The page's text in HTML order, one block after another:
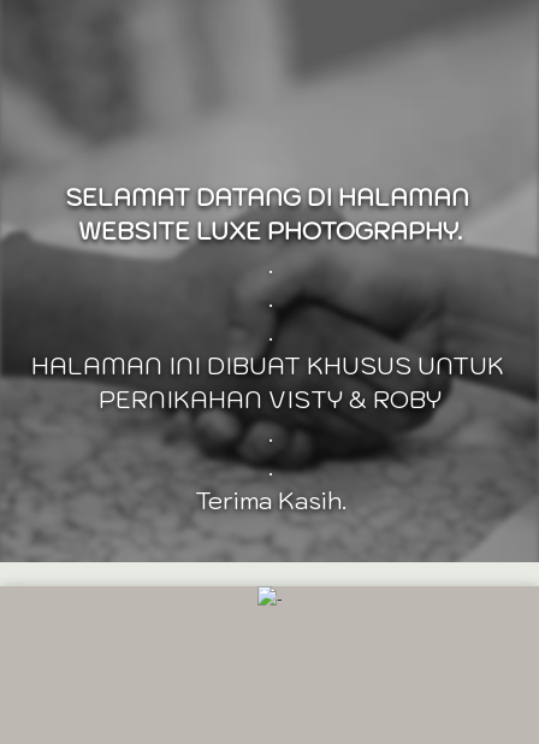
SELAMAT DATANG DI HALAMAN
WEBSITE LUXE PHOTOGRAPHY.
.
.
.
HALAMAN INI DIBUAT KHUSUS UNTUK
PERNIKAHAN VISTY & ROBY
.
.
Terima Kasih.